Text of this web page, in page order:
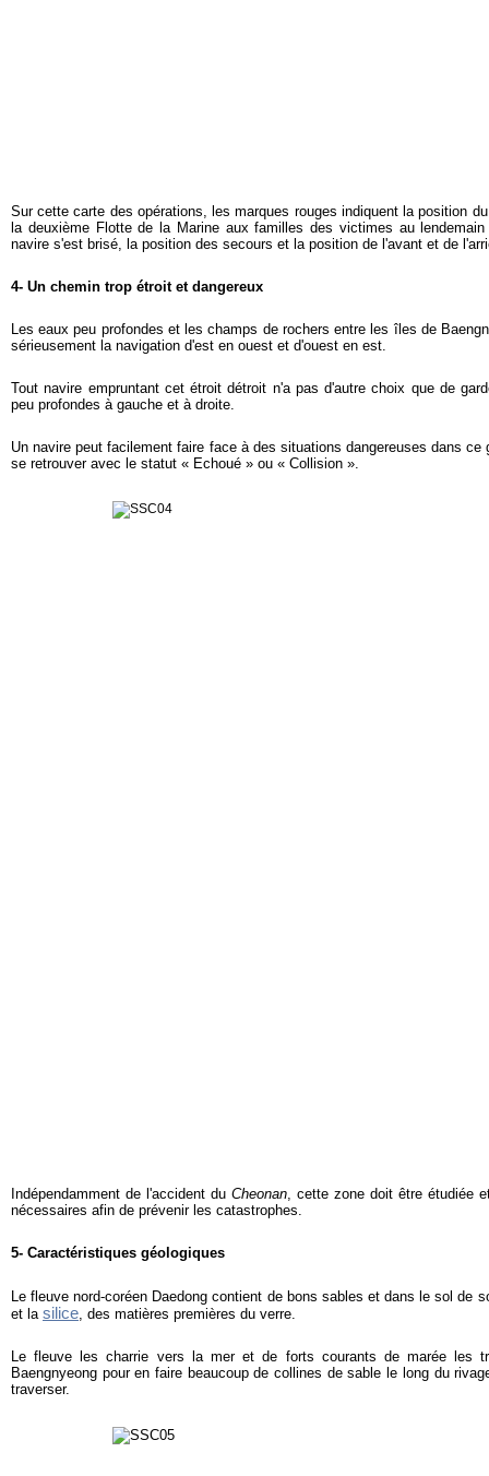
Sur cette carte des opérations, les marques rouges indiquent la position
la deuxième Flotte de la Marine aux familles des victimes au
navire s'est brisé, la position des secours et la position de l'avant et de
4- Un chemin trop étroit et dangereux
Les eaux peu profondes et les champs de rochers entre les îles de
sérieusement la navigation d'est en ouest et d'ouest en est.
Tout navire empruntant cet étroit détroit n'a pas d'autre choix que de
peu profondes à gauche et à droite.
Un navire peut facilement faire face à des situations dangereuses dans ce
se retrouver avec le statut « Echoué » ou « Collision ».
Indépendamment de l'accident du Cheonan, cette zone doit être étudiée
nécessaires afin de prévenir les catastrophes.
5- Caractéristiques géologiques
Le fleuve nord-coréen Daedong contient de bons sables et dans le sol de
et la silice, des matières premières du verre.
Le fleuve les charrie vers la mer et de forts courants de marée les
Baengnyeong pour en faire beaucoup de collines de sable le long du
traverser.